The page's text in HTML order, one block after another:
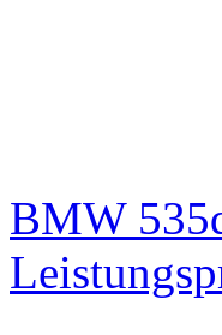
BMW